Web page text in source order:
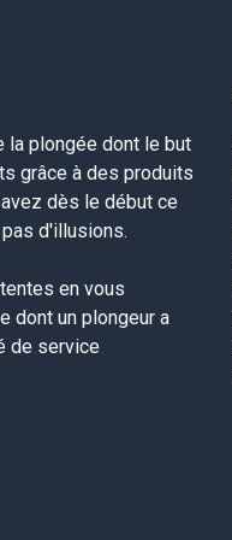
la plongée dont le but
grâce à des produits
dès le début ce
d'illusions.
en vous
dont un plongeur a
de service